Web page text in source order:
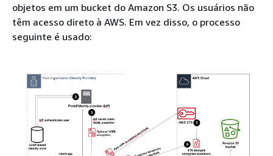
objetos em um bucket do Amazon S3. Os usuários não
têm acesso direto à AWS. Em vez disso, o processo
seguinte é usado: